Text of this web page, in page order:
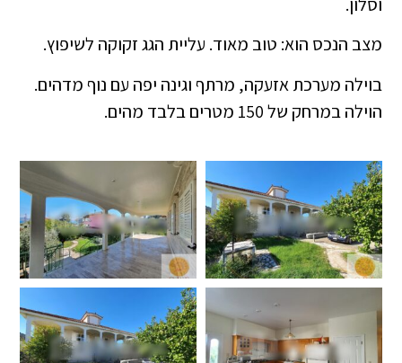
מצב הנכס הוא: טוב מאוד. עליית הגג זקוקה לשיפוץ.
בוילה מערכת אזעקה, מרתף וגינה יפה עם נוף מדהים.
הוילה במרחק של 150 מטרים בלבד מהים.